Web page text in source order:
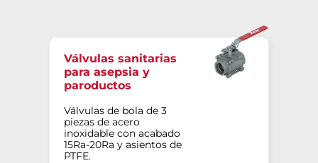
Válvulas sanitarias
para asepsia y
paroductos
Válvulas de bola de 3
piezas de acero
inoxidable con acabado
15Ra-20Ra y asientos de
PTFE.